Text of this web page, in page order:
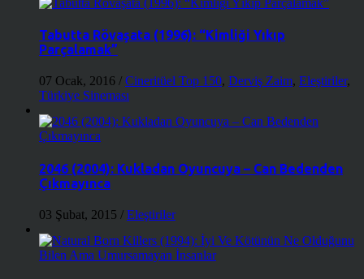
Tabutta Rövaşata (1996): “Kimliği Yıkıp
Parçalamak”
07 Ocak, 2016 / Cineritüel Top 150, Derviş Zaim, Eleştiriler,
Türkiye Sineması
2046 (2004): Kukladan Oyuncuya – Can Bedenden
Çıkmayınca
03 Şubat, 2015 / Eleştiriler